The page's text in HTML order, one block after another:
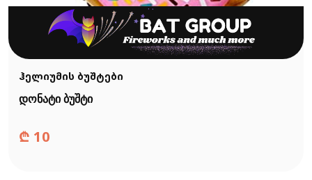
ჰელიუმის ბუშტები
დონატი ბუშტი
₾ 10